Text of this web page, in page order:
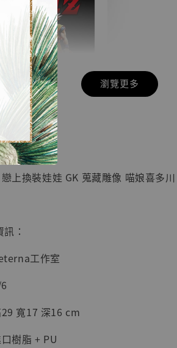
【店內現貨】七龍珠
系列蒐藏雕像 悟空
鳥山明紀念款 [奇蹟
工作室]
4,280
- +
加入購物車
瀏覽更多
島玩具】
戀上換裝娃娃 GK 蒐藏雕像 喵娘喜多
：
工作室
寬17 深16 cm
樹脂 + PU